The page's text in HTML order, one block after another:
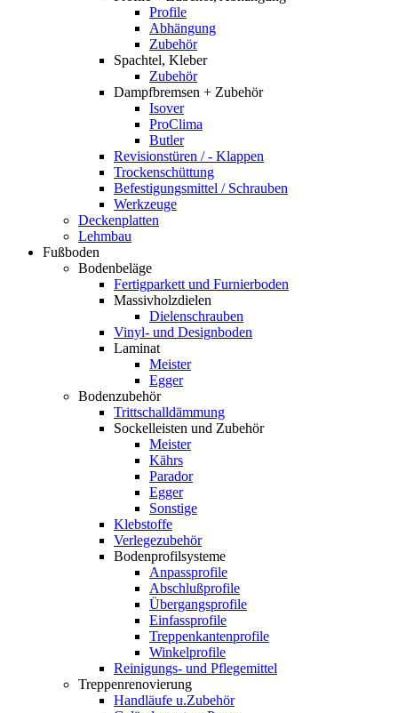
Profile
Abhängung
Zubehör
Spachtel, Kleber
Zubehör
Dampfbremsen + Zubehör
Isover
ProClima
Butler
Revisionstüren / - Klappen
Trockenschüttung
Befestigungsmittel / Schrauben
Werkzeuge
Deckenplatten
Lehmbau
Fußboden
Bodenbeläge
Fertigparkett und Furnierboden
Massivholzdielen
Dielenschrauben
Vinyl- und Designboden
Laminat
Meister
Egger
Bodenzubehör
Trittschalldämmung
Sockelleisten und Zubehör
Meister
Kährs
Parador
Egger
Sonstige
Klebstoffe
Verlegezubehör
Bodenprofilsysteme
Anpassprofile
Abschlußprofile
Übergangsprofile
Einfassprofile
Treppenkantenprofile
Winkelprofile
Reinigungs- und Pflegemittel
Treppenrenovierung
Handläufe u.Zubehör